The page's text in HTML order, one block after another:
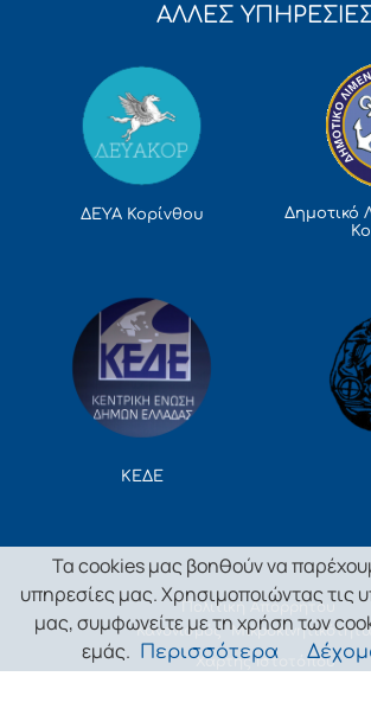
ΑΛΛΕΣ
ΔΕΥΑ Κορίνθου
Δημοτικό
ΚΕΔΕ
Πολιτική Απορρήτου
Κανονισμός
Χάρτης Ιστοτόπου
Τα cookies μας βοηθούν να
υπηρεσίες μας. Χρησιμοποιώντας τις
μας, συμφωνείτε με τη χρήση των
εμάς.
Περισσότερα